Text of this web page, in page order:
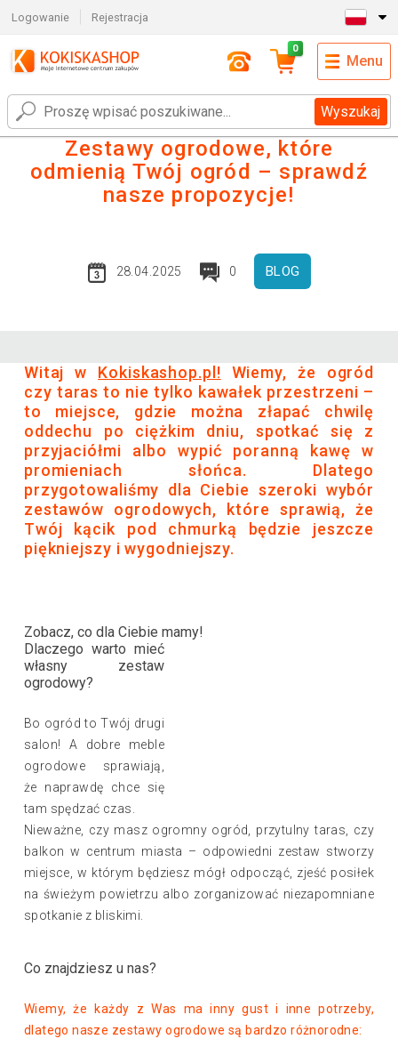
Logowanie Rejestracja
Wyszukaj
0
Menu
Zestawy ogrodowe, które
odmienią Twój ogród – sprawdź
nasze propozycje!
28.04.2025 0 BLOG
Witaj w Kokiskashop.pl! Wiemy, że ogród
czy taras to nie tylko kawałek przestrzeni –
to miejsce, gdzie można złapać chwilę
oddechu po ciężkim dniu, spotkać się z
przyjaciółmi albo wypić poranną kawę w
promieniach słońca. Dlatego
przygotowaliśmy dla Ciebie szeroki wybór
zestawów ogrodowych, które sprawią, że
Twój kącik pod chmurką będzie jeszcze
piękniejszy i wygodniejszy.
Zobacz, co dla Ciebie mamy!
Dlaczego warto mieć
własny zestaw
ogrodowy?
Bo ogród to Twój drugi
salon! A dobre meble
ogrodowe sprawiają,
że naprawdę chce się
tam spędzać czas.
Nieważne, czy masz ogromny ogród, przytulny taras, czy
balkon w centrum miasta – odpowiedni zestaw stworzy
miejsce, w którym będziesz mógł odpocząć, zjeść posiłek
na świeżym powietrzu albo zorganizować niezapomniane
spotkanie z bliskimi.
Co znajdziesz u nas?
Wiemy, że każdy z Was ma inny gust i inne potrzeby,
dlatego nasze zestawy ogrodowe są bardzo różnorodne: